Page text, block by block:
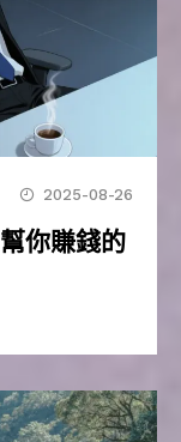
2025-08-26
你賺錢的